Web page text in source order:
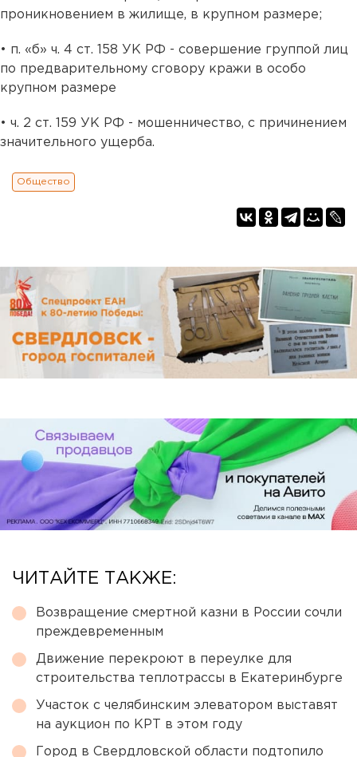
проникновением в жилище, в крупном размере;
• п. «б» ч. 4 ст. 158 УК РФ - совершение группой лиц
по предварительному сговору кражи в особо
крупном размере
• ч. 2 ст. 159 УК РФ - мошенничество, с причинением
значительного ущерба.
Общество
ЧИТАЙТЕ ТАКЖЕ:
Возвращение смертной казни в России сочли
преждевременным
Движение перекроют в переулке для
строительства теплотрассы в Екатеринбурге
Участок с челябинским элеватором выставят
на аукцион по КРТ в этом году
Город в Свердловской области подтопило